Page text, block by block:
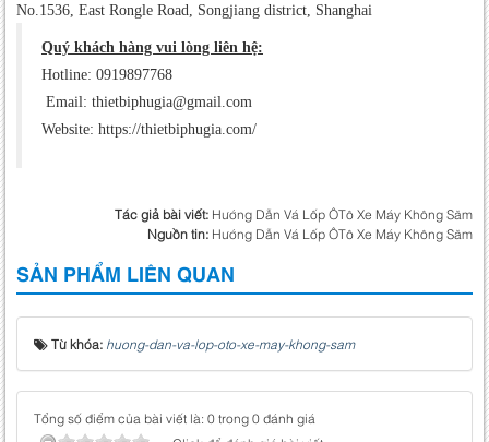
No.1536, East Rongle Road, Songjiang district, Shanghai
Quý khách hàng vui lòng liên hệ:
Hotline: 0919897768
Email: thietbiphugia@gmail.com
Website: https://thietbiphugia.com/
Tác giả bài viết: Hướng Dẫn Vá Lốp ÔTô Xe Máy Không Săm
Nguồn tin: Hướng Dẫn Vá Lốp ÔTô Xe Máy Không Săm
SẢN PHẨM LIÊN QUAN
Từ khóa: huong-dan-va-lop-oto-xe-may-khong-sam
Tổng số điểm của bài viết là: 0 trong 0 đánh giá